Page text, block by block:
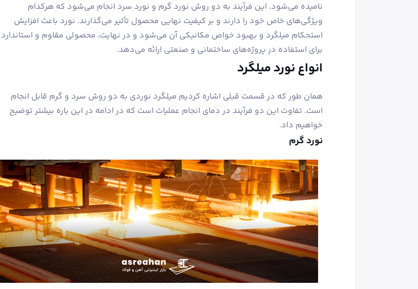
نامیده می‌شود. این فرآیند به دو روش نورد گرم و نورد سرد انجام می‌شود که هرکدام
ویژگی‌های خاص خود را دارند و بر کیفیت نهایی محصول تأثیر می‌گذارند. نورد باعث افزایش
استحکام میلگرد و بهبود خواص مکانیکی آن می‌شود و در نهایت، محصولی مقاوم و استاندارد
برای استفاده در پروژه‌های ساختمانی و صنعتی ارائه می‌دهد.
انواع نورد میلگرد
همان طور که در قسمت قبلی اشاره کردیم میلگرد نوردی به دو روش سرد و گرم قابل انجام
است. تفاوت این دو فرآیند در دمای انجام عملیات است که در ادامه در این باره بیشتر توضیح
خواهیم داد.
نورد گرم